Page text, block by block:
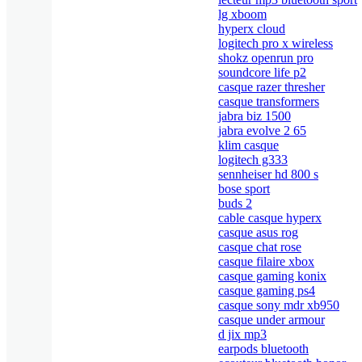
lg xboom
hyperx cloud
logitech pro x wireless
shokz openrun pro
soundcore life p2
casque razer thresher
casque transformers
jabra biz 1500
jabra evolve 2 65
klim casque
logitech g333
sennheiser hd 800 s
bose sport
buds 2
cable casque hyperx
casque asus rog
casque chat rose
casque filaire xbox
casque gaming konix
casque gaming ps4
casque sony mdr xb950
casque under armour
d jix mp3
earpods bluetooth